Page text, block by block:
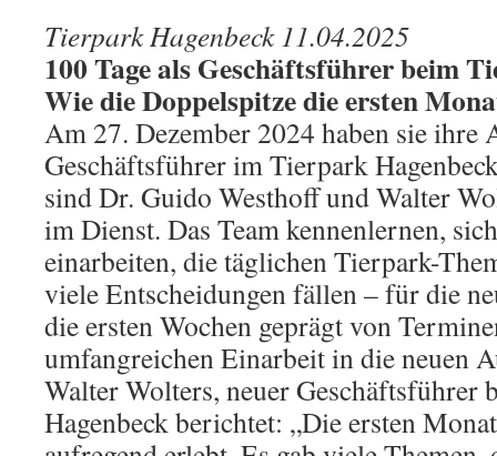
Tierpark Hagenbeck 11.04.2025
100 Tage als Geschäftsführer beim
Wie die Doppelspitze die ersten
Am 27. Dezember 2024 haben sie ihre
Geschäftsführer im Tierpark
sind Dr. Guido Westhoff und Walter
im Dienst. Das Team kennenlernen,
einarbeiten, die täglichen Tierpark-
viele Entscheidungen fällen – für die
die ersten Wochen geprägt von
umfangreichen Einarbeit in die neuen
Walter Wolters, neuer Geschäftsführer
Hagenbeck berichtet: „Die ersten